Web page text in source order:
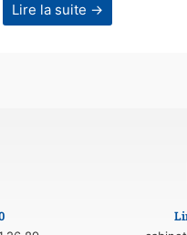
Lire la suite →